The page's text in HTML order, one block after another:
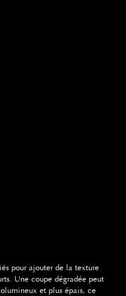
pour ajouter de la texture
Une coupe dégradée peut
et plus épais, ce